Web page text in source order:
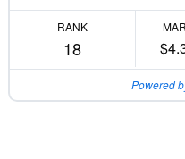
RANK
18
Powered